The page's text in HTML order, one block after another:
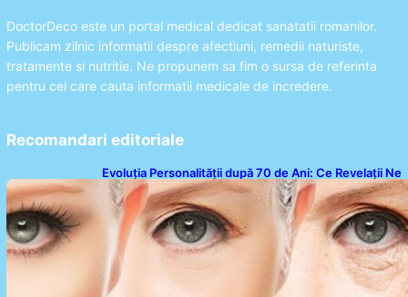
DoctorDeco este un portal medical dedicat sanatatii romanilor.
Publicam zilnic informatii despre afectiuni, remedii naturiste,
tratamente si nutritie. Ne propunem sa fim o sursa de referinta
pentru cei care cauta informatii medicale de incredere.
Recomandari editoriale
Evoluția Personalității după 70 de Ani: Ce Revelații Ne
Oferă Studiile Psihologice